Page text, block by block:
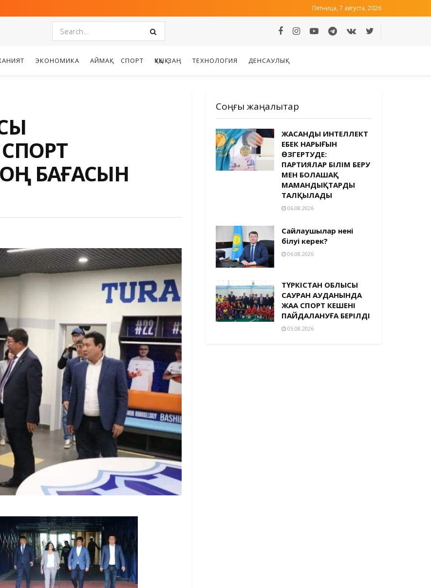
Пятница, 7 августа, 2026
ЭКОНОМИКА АЙМАҚ СПОРТ ҚҰҚЫҚ-ЗАҢ ТЕХНОЛОГИЯ ДЕНСАУЛЫҚ
БАҒАСЫН
Соңғы жаңалықтар
ЖАСАНДЫ ИНТЕЛЛЕКТ
ЕҢБЕК НАРЫҒЫН
ӨЗГЕРТУДЕ:
ПАРТИЯЛАР БІЛІМ БЕРУ
МЕН БОЛАШАҚ
МАМАНДЫҚТАРДЫ
ТАЛҚЫЛАДЫ
06.08.2026
Сайлаушылар нені
білуі керек?
06.08.2026
ТҮРКІСТАН ОБЛЫСЫ
САУРАН АУДАНЫНДА
ЖАҢА СПОРТ КЕШЕНІ
ПАЙДАЛАНУҒА БЕРІЛДІ
05.08.2026